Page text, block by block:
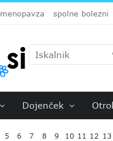
menopavza spolne bolezni
Dojenček
5 6 7 8 9 10 11 12 13